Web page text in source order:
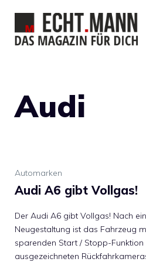
Inhalt
springen
Audi
Automarken
Audi A6 gibt Vollgas!
Der Audi A6 gibt Vollgas! Nach
Neugestaltung ist das Fahrzeug
sparenden Start / Stopp-
ausgezeichneten